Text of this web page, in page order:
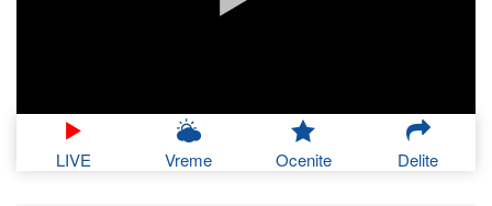
LIVE Vreme Ocenite Delite